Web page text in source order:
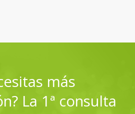
más
La 1ª consulta